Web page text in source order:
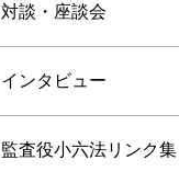
対談・座談会
インタビュー
監査役小六法リンク集